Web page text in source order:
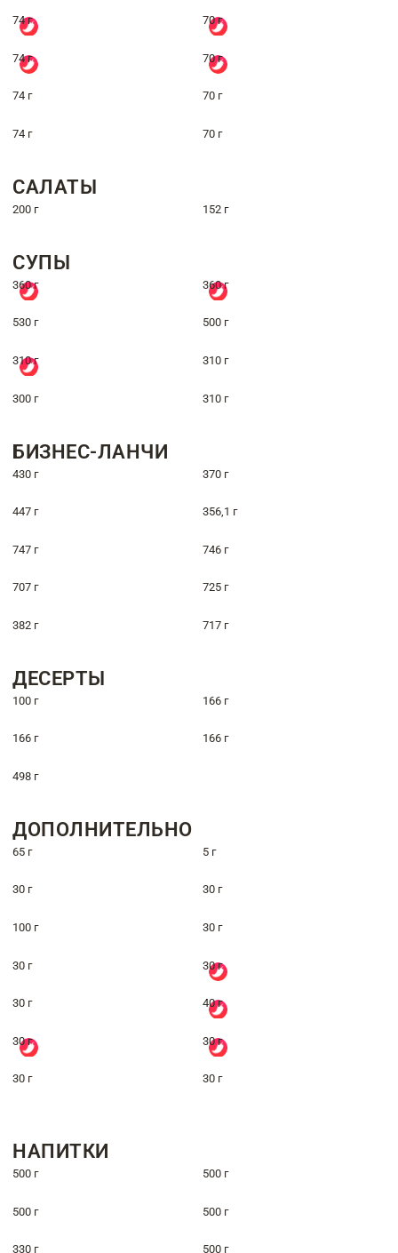
74 г 70 г
74 г 70 г
74 г 70 г
74 г 70 г
САЛАТЫ
200 г 152 г
СУПЫ
360 г 360 г
530 г 500 г
310 г 310 г
300 г 310 г
БИЗНЕС-ЛАНЧИ
430 г 370 г
447 г 356,1 г
747 г 746 г
707 г 725 г
382 г 717 г
ДЕСЕРТЫ
100 г 166 г
166 г 166 г
498 г
ДОПОЛНИТЕЛЬНО
65 г 5 г
30 г 30 г
100 г 30 г
30 г 30 г
30 г 40 г
30 г 30 г
30 г 30 г
НАПИТКИ
500 г 500 г
500 г 500 г
330 г 500 г